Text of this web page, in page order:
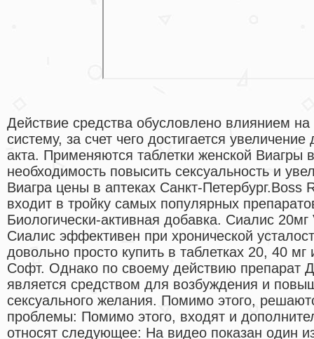
Действие средства обусловлено влиянием
систему, за счет чего достигается
акта. Применяются таблетки женской Виагры
необходимость повысить сексуальность и
Виагра цены в аптеках Санкт-Петербург.Boss
входит в тройку самых популярных
Биологически-активная добавка. Сиалис
Сиалис эффективен при хронической
довольно просто купить в таблетках 20, 40
Софт. Однако по своему действию препарат
является средством для возбуждения и
сексуального желания. Помимо этого,
проблемы: Помимо этого, входят и
относят следующее: На видео показан один